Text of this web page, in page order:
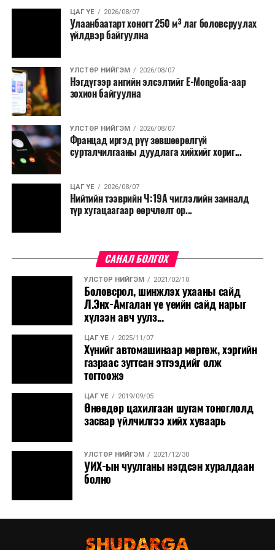
Байдраг голын эх, Хүрэнбэлчир орчим, Идэр, Тэс,
Туул, Тэрэлж, Хэрлэн голын хөндийгөөр 2-7 хэм, Их
нууруудын хотгор, говийн бүс нутгийн өмнөд хэсгээр
Алтай, Хангай, Хөвсгөл, Хэнтийн уулархаг нутаг, Эг,
Үүр, Туул, Тэрэлж, Хэрлэн голын хөндийгөөр 16-21
хэм, Алтайн өвөр говиор 31-36 хэм, Их нууруудын
хотгор, говийн бүс нутгийн өмнөд хэсгээр 26-31 хэм,
бусад нутгаар 21-26 хэм дулаан байна.
ЦАГ ҮЕ 2026/08/07
Улаанбаатарт хоногт 250 м³ лаг боловсруулах
үйлдвэр байгуулна
УЛСТӨР НИЙГЭМ 2026/08/07
Нэгдүгээр ангийн элсэлтийг E-Mongolia-аар
зохион байгуулна
УЛСТӨР НИЙГЭМ 2026/08/07
Францад иргэд рүү зөвшөөрөлгүй
сурталчилгааны дуудлага хийхийг хориг...
ЦАГ ҮЕ 2026/08/07
Нийтийн тээврийн Ч:19А чиглэлийн замналд
түр хугацаагаар өөрчлөлт ор...
САНАЛ БОЛГОХ
УЛСТӨР НИЙГЭМ 2021/02/10
Боловсрол, шинжлэх ухааны сайд
Л.Энх-Амгалан үе үеийн сайд нарыг
хүлээн авч уулз...
ЦАГ ҮЕ 2025/11/07
Хүнийг автомашинаар мөргөж, хэргийн
газраас зугтсан этгээдийг олж
тогтоожэ
ЦАГ ҮЕ 2019/09/05
Өнөөдөр цахилгаан шугам тоноглолд
засвар үйлчилгээ хийх хуваарь
УЛСТӨР НИЙГЭМ 2021/12/30
УИХ-ын чуулганы нэгдсэн хуралдаан
болно